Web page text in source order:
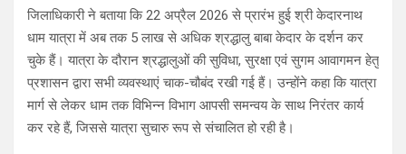
जिलाधिकारी ने बताया कि 22 अप्रैल 2026 से प्रारंभ हुई श्री केदारनाथ
धाम यात्रा में अब तक 5 लाख से अधिक श्रद्धालु बाबा केदार के दर्शन कर
चुके हैं। यात्रा के दौरान श्रद्धालुओं की सुविधा, सुरक्षा एवं सुगम आवागमन हेतु
प्रशासन द्वारा सभी व्यवस्थाएं चाक-चौबंद रखी गई हैं। उन्होंने कहा कि यात्रा
मार्ग से लेकर धाम तक विभिन्न विभाग आपसी समन्वय के साथ निरंतर कार्य
कर रहे हैं, जिससे यात्रा सुचारु रूप से संचालित हो रही है।